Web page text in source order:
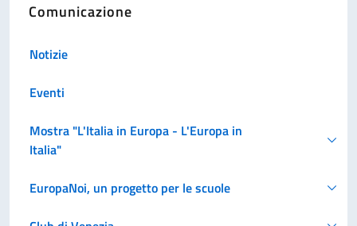
Comunicazione
Notizie
Eventi
Mostra "L'Italia in Europa - L'Europa in
Italia"
EuropaNoi, un progetto per le scuole